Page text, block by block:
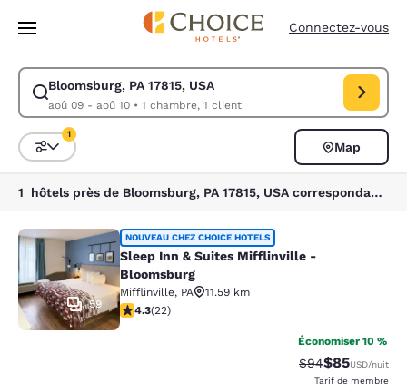
Passer à Contenu Principal
Connectez-vous
Bloomsburg, PA 17815, USA
aoû 09 - aoû 10• 1 chambre, 1 client
Modifiez la recherche pour Bloomsburg, PA 17815, USA. Date
Trier et filtrer
1
Map
1 hôtels près de Bloomsburg, PA 17815, USA correspondant à vos filtres
Sleep Inn & Suites Mifflinville -
59
NOUVEAU CHEZ CHOICE HOTELS
Sleep Inn & Suites Mifflinville -
Bloomsburg
Mifflinville, PA
11.59 km
4.32 étoiles. Excellent. 22 commentaires
4.3(22)
Économiser 10 %
Tarif barré :
$94Tarif réduit :
$85USD/nuit
Tarif de membre